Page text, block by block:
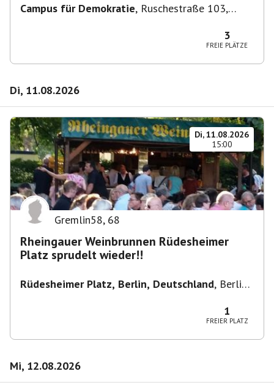
Campus für Demokratie, Ruschestraße 103,
3
FREIE PLÄTZE
Di, 11.08.2026
Di, 11.08.2026
15:00
Gremlin58, 68
Rheingauer Weinbrunnen Rüdesheimer
Platz sprudelt wieder!!
Rüdesheimer Platz, Berlin, Deutschland, Berlin-
1
FREIER PLATZ
Mi, 12.08.2026